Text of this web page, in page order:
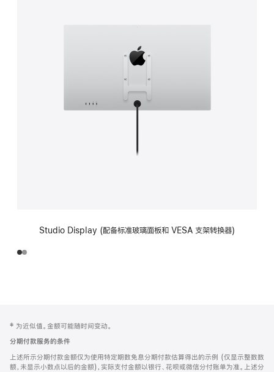
Studio Display (配备标准玻璃面板和 VESA 支架转换器)
页
页
脚
注
‡ 为近似值。金额可能随时间变动。
分期付款服务的条件
上述所示分期付款金额仅为使用特定期数免息分期付款估算得出的示例 (仅显示整数数
额，未显示小数点以后的金额)，实际支付金额以银行、花呗或微信分付账单为准。上述分